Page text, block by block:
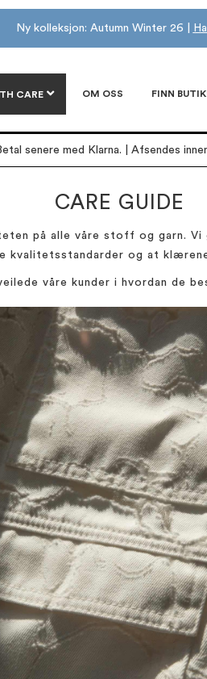
Ny kolleksjon: Autumn Winter 26 |
CARE OM OSS FINN
senere med Klarna. | Afsendes
CARE GUIDE
på alle våre stoff og garn.
kvalitetsstandarder og at
våre kunder i hvordan de